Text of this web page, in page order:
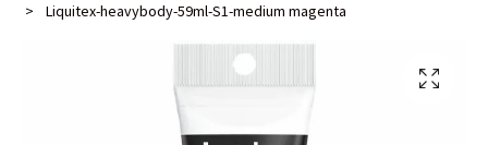
Liquitex-heavybody-59ml-S1-medium magenta